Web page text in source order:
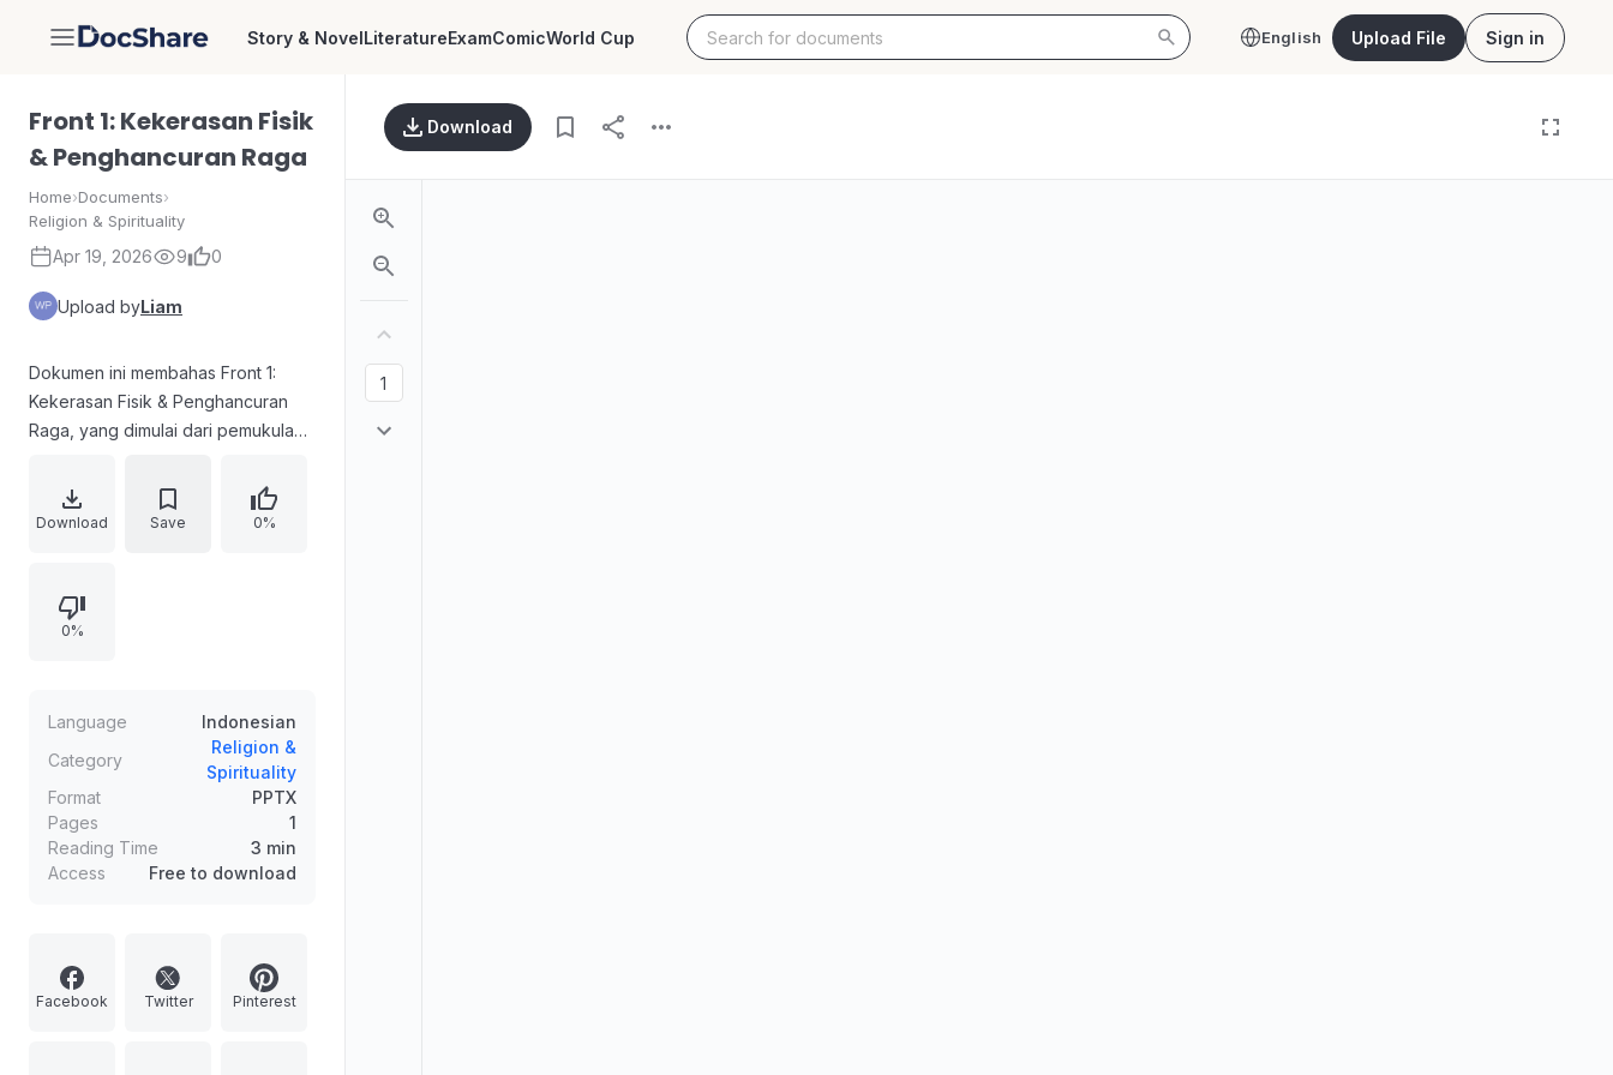
DocShare Story & NovelLiteratureExamComicWorld Cup English Upload File Sign in
Front 1: Kekerasan Fisik
& Penghancuran Raga
Home›Documents›
Religion & Spirituality
Apr 19, 2026 9 0
Upload byLiam
Dokumen ini membahas Front 1:
Kekerasan Fisik & Penghancuran
Raga, yang dimulai dari pemukulan
pembunuhan terhadap kaum
beriman ketika hegemoni kaum
Publik, Penyiksaan Alamiah & Ikatan,
dan Teror Definitif & Pembunuhan.
Arketipe 3: TolaK Perlindungan
Bersyarat, yang mencakup skenario
dakwah mati dan dakwah hidup.
Download Save 0%
0%
Language
Indonesian
Category
Religion &
Spirituality
Format
PPTX
Pages
1
Reading Time
3 min
Access
Free to download
Facebook Twitter Pinterest
Download